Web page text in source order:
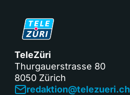
TeleZüri
Thurgauerstrasse 80
8050 Zürich
redaktion@telezueri.ch